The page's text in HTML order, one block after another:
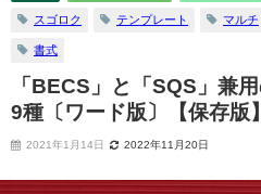
スゴロク テンプレート マルチ
書式
「BECS」と「SQS」兼
9種〔ワード版〕【保存版】
2021年1月14日 2022年11月20日